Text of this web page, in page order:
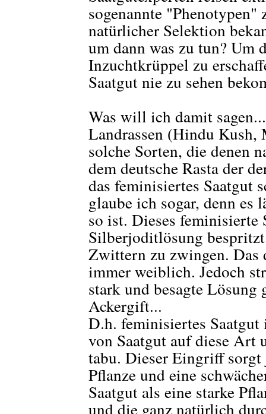
sogenannte
natürlicher Selektion
um dann was zu tun? Um
Inzuchtkrüppel zu
Saatgut nie zu sehen
Was will ich damit
Landrassen (Hindu
solche Sorten, die denen
dem deutsche Rasta der
das feminisiertes Saatgut
glaube ich sogar, denn es
so ist. Dieses
Silberjoditlösung
Zwittern zu zwingen. Das
immer weiblich. Jedoch
stark und besagte
Ackergift...
D.h. feminisiertes
von Saatgut auf diese Art
tabu. Dieser Eingriff sorgt
Pflanze und eine
Saatgut als eine starke
und die ganz natürlich